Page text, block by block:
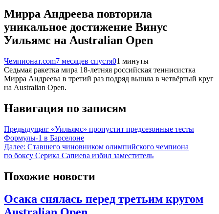
Мирра Андреева повторила
уникальное достижение Винус
Уильямс на Australian Open
Чемпионат.com7 месяцев спустя01 минуты
Седьмая ракетка мира 18-летняя российская теннисистка
Мирра Андреева в третий раз подряд вышла в четвёртый круг
на Australian Open.
Навигация по записям
Предыдущая: «Уильямс» пропустит предсезонные тесты
Формулы-1 в Барселоне
Далее: Ставшего чиновником олимпийского чемпиона
по боксу Серика Сапиева избил заместитель
Похожие новости
Осака снялась перед третьим кругом